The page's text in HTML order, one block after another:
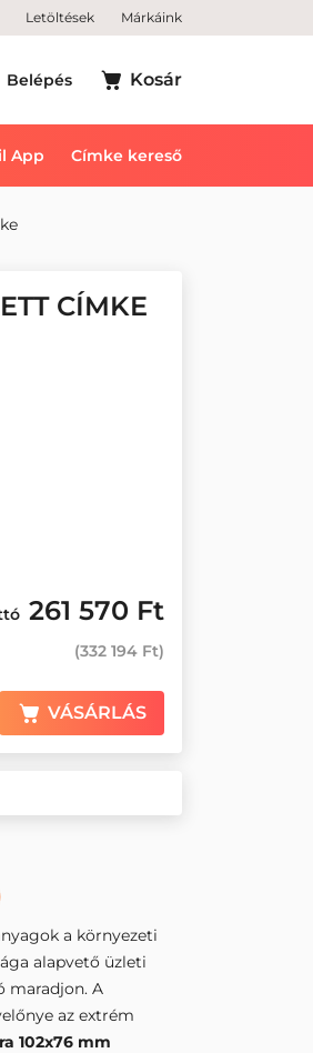
Letöltések Márkáink
Belépés Kosár
App Címke kereső
CÍMKE
261 570 Ft
(332 194 Ft)
VÁSÁRLÁS
a környezeti
alapvető üzleti
maradjon. A
az extrém
102x76 mm